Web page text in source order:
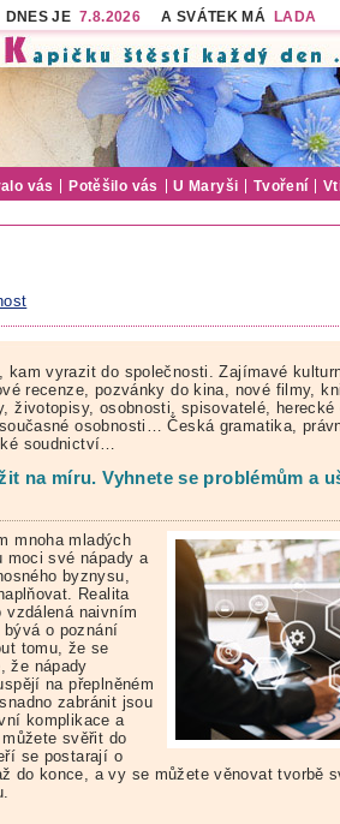
DNES JE 7.8.2026 A SVÁTEK MÁ LADA
vás Potěšilo vás U Maryši Tvoření
kam vyrazit do společnosti. Zajímavé
recenze, pozvánky do kina, nové filmy,
životopisy, osobnosti, spisovatelé, herecké
osobnosti… Česká gramatika,
soudnictví…
na míru. Vyhnete se problémům a
mnoha mladých
moci své nápady a
byznysu,
Realita
vzdálená naivním
o poznání
tomu, že se
že nápady
na přeplněném
zabránit jsou
komplikace a
můžete svěřit do
se postarají o
do konce, a vy se můžete věnovat tvorbě